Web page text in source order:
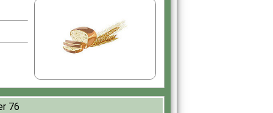
76